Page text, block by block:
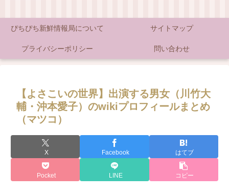
ぴちぴち新鮮情報局について サイトマップ
プライバシーポリシー 問い合わせ
【よさこいの世界】出演する男女（川竹大
輔・沖本愛子）のwikiプロフィールまとめ
（マツコ）
X Facebook はてブ
Pocket LINE コピー